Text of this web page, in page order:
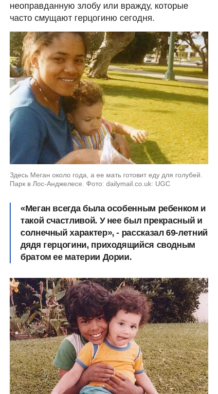
неоправданную злобу или вражду, которые
часто смущают герцогиню сегодня.
Здесь Меган около года, а ее мать готовит еду для голубей.
Парк в Лос-Анджелесе. Фото: dailymail.co.uk: UGC
«Меган всегда была особенным ребенком и
такой счастливой. У нее был прекрасный и
солнечный характер», - рассказал 69-летний
дядя герцогини, приходящийся сводным
братом ее материи Дории.